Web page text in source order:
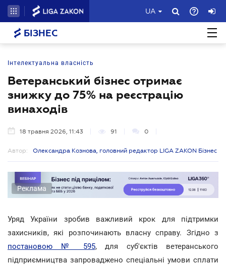
UA
БІЗНЕС
Інтелектуальна власність
Ветеранський бізнес отримає
знижку до 75% на реєстрацію
винаходів
18 травня 2026, 11:43 91 0
Автор: Олександра Кознова, головний редактор LIGA ZAKON Бізнес
Реклама
Уряд України зробив важливий крок для підтримки
захисників, які розпочинають власну справу. Згідно з
постановою № 595, для суб'єктів ветеранського
підприємництва запроваджено спеціальні умови сплати